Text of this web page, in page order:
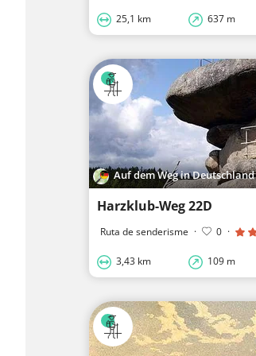
25,1 km 637 m
Auf dem Weg in Deutschland
Harzklub-Weg 22D
Ruta de senderisme · 0 ·
3,43 km 109 m